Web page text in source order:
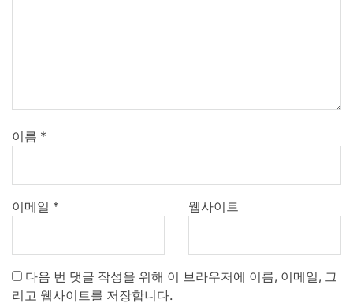
이름 *
이메일 * 웹사이트
다음 번 댓글 작성을 위해 이 브라우저에 이름, 이메일, 그
리고 웹사이트를 저장합니다.